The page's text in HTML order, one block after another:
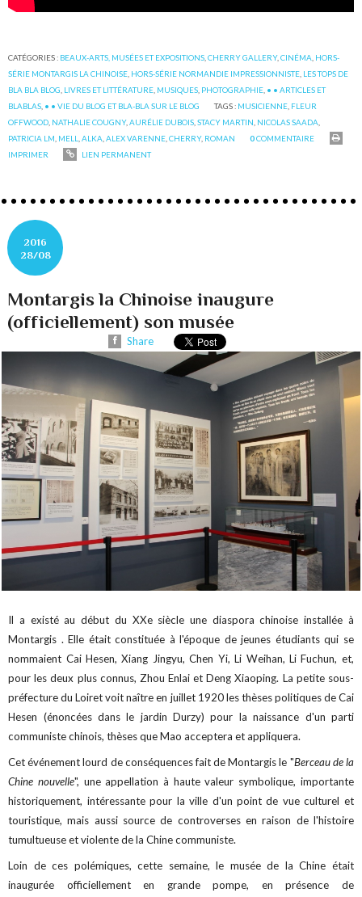
CATÉGORIES : BEAUX-ARTS, MUSÉES ET EXPOSITIONS ,CHERRY GALLERY,CINÉMA HORS-
SÉRIE MONTARGIS LA CHINOISE HORS-SÉRIE NORMANDIE IMPRESSIONNISTE LES TOPS DE
BLA BLA BLOG LIVRES ET LITTÉRATURE MUSIQUES PHOTOGRAPHIE • • ARTICLES ET
BLABLAS • • VIE DU BLOG ET BLA-BLA SUR LE BLOG TAGS : MUSICIENNE FLEUR
OFFWOOD NATHALIE COUGNY,AURÉLIE DUBOIS ,STACY MARTIN NICOLAS SAADA
PATRICIA LM MELL ,ALKA ,ALEX VARENNE ,CHERRY, ROMAN 0COMMENTAIRE
IMPRIMER
LIEN PERMANENT
2016
28/08
Montargis la Chinoise inaugure
(officiellement) son musée
Share
Il a existé au début du XXe siècle une diaspora chinoise installée à
Montargis . Elle était constituée à l'époque de jeunes étudiants qui se
nommaient Cai Hesen, Xiang Jingyu, Chen Yi, Li Weihan, Li Fuchun, et,
pour les deux plus connus, Zhou Enlai et Deng Xiaoping. La petite sous-
préfecture du Loiret voit naître en juillet 1920 les thèses politiques de Cai
Hesen (énoncées dans le jardin Durzy) pour la naissance d'un parti
communiste chinois, thèses que Mao acceptera et appliquera.
Cet événement lourd de conséquences fait de Montargis le "Berceau de la
Chine nouvelle", une appellation à haute valeur symbolique, importante
historiquement, intéressante pour la ville d'un point de vue culturel et
touristique, mais aussi source de controverses en raison de l'histoire
tumultueuse et violente de la Chine communiste.
Loin de ces polémiques, cette semaine, le musée de la Chine était
inaugurée officiellement en grande pompe, en présence de